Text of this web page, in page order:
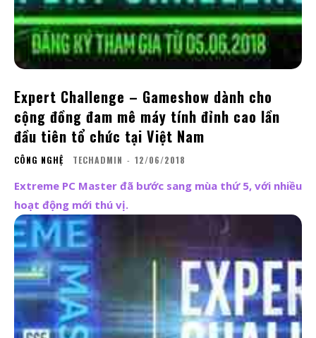
Expert Challenge – Gameshow dành cho
cộng đồng đam mê máy tính đỉnh cao lần
đầu tiên tổ chức tại Việt Nam
CÔNG NGHỆ TECHADMIN - 12/06/2018
Extreme PC Master đã bước sang mùa thứ 5, với nhiều
hoạt động mới thú vị.